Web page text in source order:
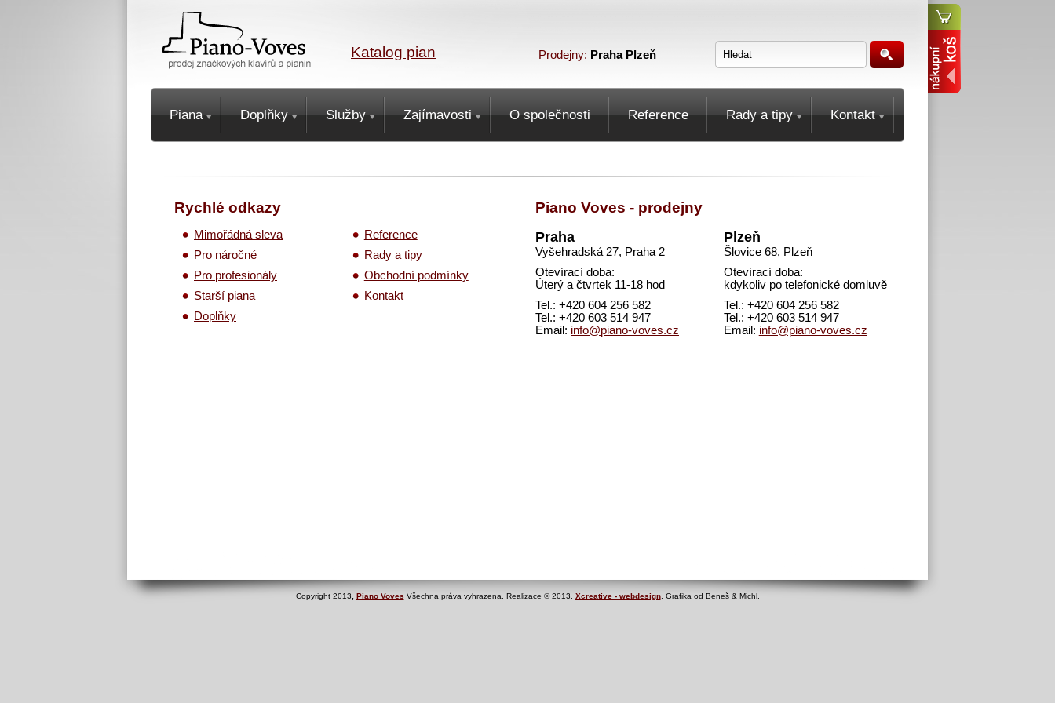
Katalog pian Prodejny: Praha Plzeň
Piana Doplňky Služby Zajímavosti O společnosti Reference Rady a tipy Kontakt
Rychlé odkazy
Mimořádná sleva
Pro náročné
Pro profesionály
Starší piana
Doplňky
Reference
Rady a tipy
Obchodní podmínky
Kontakt
Piano Voves - prodejny
Praha
Vyšehradská 27, Praha 2
Otevírací doba:
Úterý a čtvrtek 11-18 hod
Tel.: +420 604 256 582
Tel.: +420 603 514 947
Email: info@piano-voves.cz
Plzeň
Šlovice 68, Plzeň
Otevírací doba:
kdykoliv po telefonické domluvě
Tel.: +420 604 256 582
Tel.: +420 603 514 947
Email: info@piano-voves.cz
Copyright 2013 Piano Voves Všechna práva vyhrazena. Realizace © 2013. Xcreative - webdesign, Grafika od Beneš & Michl.